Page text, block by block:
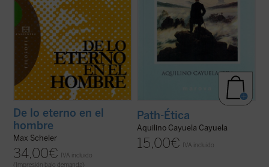
De lo eterno en el
hombre
Max Scheler
34,00€
IVA incluido
(Impresión bajo demanda)
Path-Ética
Aquilino Cayuela Cayuela
15,00€ IVA incluido